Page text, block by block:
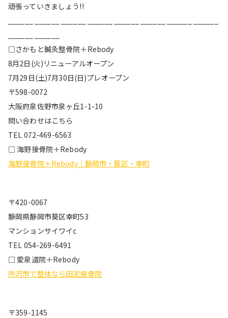
頑張っていきましょう!!
□さかもと鍼灸整骨院＋Rebody
8月2日(火)リニューアルオープン
7月29日(土)7月30日(日)プレオープン
〒598-0072
大阪府泉佐野市泉ヶ丘1-1-10
問い合わせはこちら
TEL 072-469-6563
□ 海野接骨院＋Rebody
海野接骨院＋Rebody｜静岡市・葵区・幸町
〒420-0067
静岡県静岡市葵区幸町53
マンションサイワイc
TEL 054-269-6491
□ 愛泉道院＋Rebody
所沢市で整体なら因泥接骨院
〒359-1145